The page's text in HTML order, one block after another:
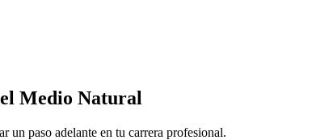
Medio Natural
un paso adelante en tu carrera profesional.